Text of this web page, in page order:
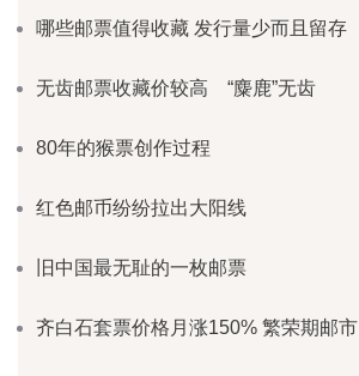
哪些邮票值得收藏 发行量少而且留存
无齿邮票收藏价较高 “麋鹿”无齿
80年的猴票创作过程
红色邮币纷纷拉出大阳线
旧中国最无耻的一枚邮票
齐白石套票价格月涨150% 繁荣期邮市